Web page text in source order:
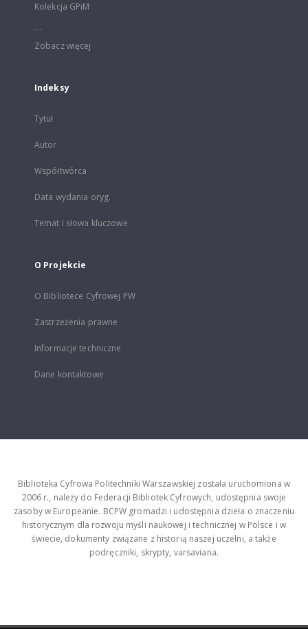
Kolekcja GPiM
...
Zobacz więcej
Indeksy
Tytuł
Autor
Współtwórca
Data wydania oryg.
Temat i słowa kluczowe
O Projekcie
O Bibliotece Cyfrowej PW
Zastrzeżenia prawne
Informacje techniczne
Dane kontaktowe
Biblioteka Cyfrowa Politechniki Warszawskiej została uruchomiona w
2006 r., należy do Federacji Bibliotek Cyfrowych, udostępnia swoje
zasoby w Europeanie. BCPW gromadzi i udostępnia dzieła o znaczeniu
historycznym dla rozwoju myśli naukowej i technicznej w Polsce i w
świecie, dokumenty związane z historią naszej uczelni, a także
podręczniki, skrypty, varsaviana.